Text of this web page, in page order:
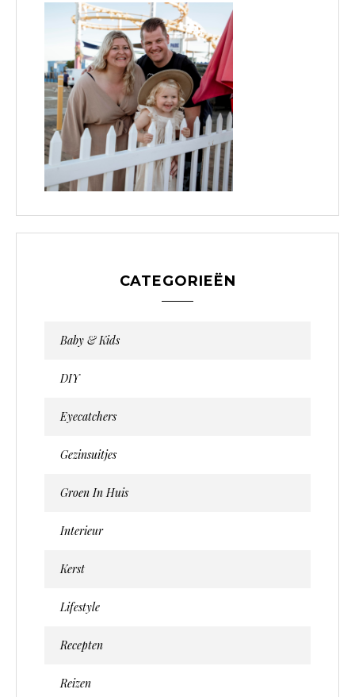
CATEGORIEËN
Baby & Kids
DIY
Eyecatchers
Gezinsuitjes
Groen In Huis
Interieur
Kerst
Lifestyle
Recepten
Reizen